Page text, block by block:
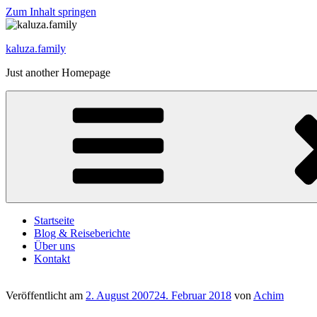
Zum Inhalt springen
kaluza.family
Just another Homepage
Startseite
Blog & Reiseberichte
Über uns
Kontakt
Veröffentlicht am 2. August 200724. Februar 2018 von Achim